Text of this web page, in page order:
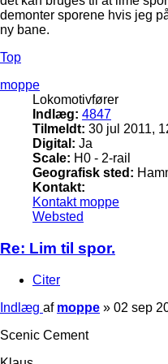
demonter sporene hvis jeg
ny bane.
Top
moppe
Lokomotivfører
Indlæg: 4847
Tilmeldt: 30 jul 2011,
Digital: Ja
Scale: H0 - 2-rail
Geografisk sted:
Kontakt:
Kontakt moppe
Websted
Re: Lim til spor.
Citer
Indlæg af moppe » 02 sep
Scenic Cement